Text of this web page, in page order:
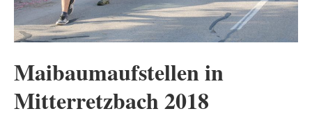
Maibaumaufstellen in
Mitterretzbach 2018